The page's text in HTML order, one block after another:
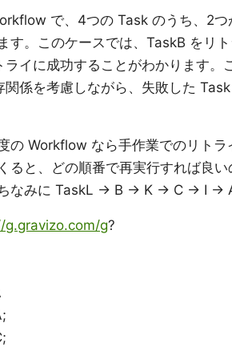
で、4つの Task のうち、2
す。このケースでは、TaskB をリ
イに成功することがわかります
係を考慮しながら、失敗した
の Workflow なら手作業でのリト
ると、どの順番で再実行すれば良
なみに TaskL -> B -> K -> C -> I ->
g.gravizo.com/g?